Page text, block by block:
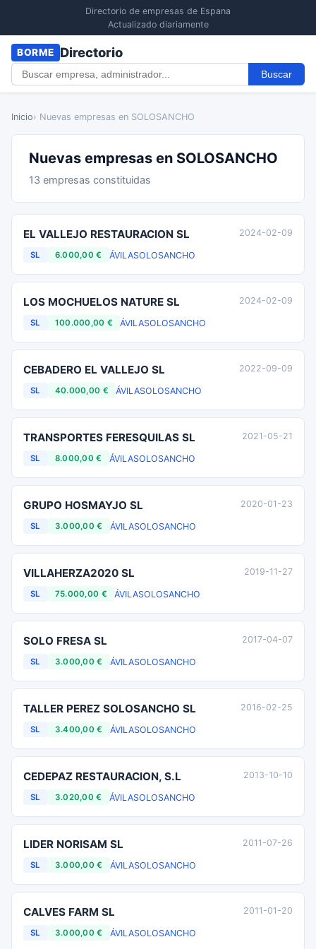
Directorio de empresas de Espana
Actualizado diariamente
BORME Directorio
Buscar
Inicio› Nuevas empresas en SOLOSANCHO
Nuevas empresas en SOLOSANCHO
13 empresas constituidas
EL VALLEJO RESTAURACION SL
SL 6.000,00 € ÁVILASOLOSANCHO
2024-02-09
LOS MOCHUELOS NATURE SL
SL 100.000,00 € ÁVILASOLOSANCHO
2024-02-09
CEBADERO EL VALLEJO SL
SL 40.000,00 € ÁVILASOLOSANCHO
2022-09-09
TRANSPORTES FERESQUILAS SL
SL 8.000,00 € ÁVILASOLOSANCHO
2021-05-21
GRUPO HOSMAYJO SL
SL 3.000,00 € ÁVILASOLOSANCHO
2020-01-23
VILLAHERZA2020 SL
SL 75.000,00 € ÁVILASOLOSANCHO
2019-11-27
SOLO FRESA SL
SL 3.000,00 € ÁVILASOLOSANCHO
2017-04-07
TALLER PEREZ SOLOSANCHO SL
SL 3.400,00 € ÁVILASOLOSANCHO
2016-02-25
CEDEPAZ RESTAURACION, S.L
SL 3.020,00 € ÁVILASOLOSANCHO
2013-10-10
LIDER NORISAM SL
SL 3.000,00 € ÁVILASOLOSANCHO
2011-07-26
CALVES FARM SL
SL 3.000,00 € ÁVILASOLOSANCHO
2011-01-20